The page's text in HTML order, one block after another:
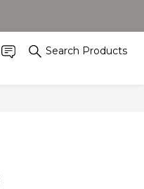
Search Products